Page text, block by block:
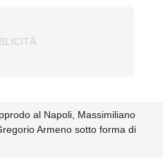
al Napoli, Massimiliano
Armeno sotto forma di